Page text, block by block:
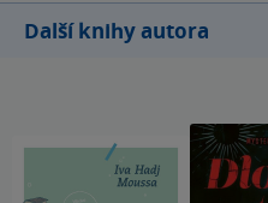
Další knihy autora